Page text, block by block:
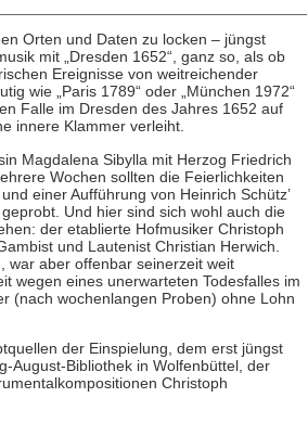
Orten und Daten zu locken – jüngst
mit „Dresden 1652“, ganz so, als ob
Ereignisse von weitreichender
wie „Paris 1789“ oder „München 1972“
Falle im Dresden des Jahres 1652 auf
innere Klammer verleiht.
Magdalena Sibylla mit Herzog Friedrich
Wochen sollten die Feierlichkeiten
einer Aufführung von Heinrich Schütz’
Und hier sind sich wohl auch die
der etablierte Hofmusiker Christoph
und Lautenist Christian Herwich.
war aber offenbar seinerzeit weit
wegen eines unerwarteten Todesfalles im
(nach wochenlangen Proben) ohne Lohn
der Einspielung, dem erst jüngst
August-Bibliothek in Wolfenbüttel, der
Christoph